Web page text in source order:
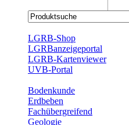
LGRB-Shop
LGRBanzeigeportal
LGRB-Kartenviewer
UVB-Portal
Bodenkunde
Erdbeben
Fachübergreifend
Geologie